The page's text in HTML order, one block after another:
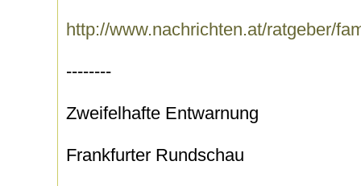
http://www.nachrichten.at/ratgeber/
--------
Zweifelhafte Entwarnung
Frankfurter Rundschau